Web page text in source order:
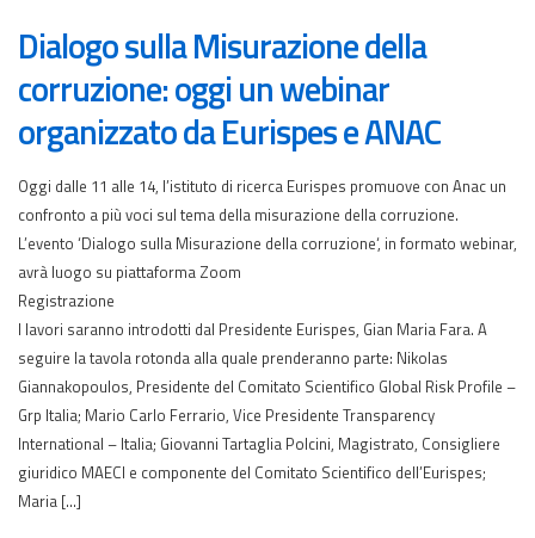
Dialogo sulla Misurazione della
corruzione: oggi un webinar
organizzato da Eurispes e ANAC
Oggi dalle 11 alle 14, l’istituto di ricerca Eurispes promuove con Anac un
confronto a più voci sul tema della misurazione della corruzione.
L’evento ‘Dialogo sulla Misurazione della corruzione‘, in formato webinar,
avrà luogo su piattaforma Zoom
Registrazione
I lavori saranno introdotti dal Presidente Eurispes, Gian Maria Fara. A
seguire la tavola rotonda alla quale prenderanno parte: Nikolas
Giannakopoulos, Presidente del Comitato Scientifico Global Risk Profile –
Grp Italia; Mario Carlo Ferrario, Vice Presidente Transparency
International – Italia; Giovanni Tartaglia Polcini, Magistrato, Consigliere
giuridico MAECI e componente del Comitato Scientifico dell’Eurispes;
Maria […]